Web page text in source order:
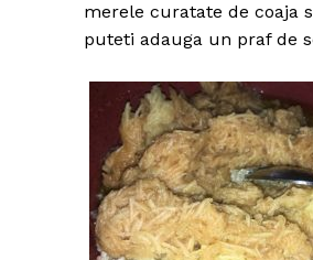
merele curatate de coaja
puteti adauga un praf de